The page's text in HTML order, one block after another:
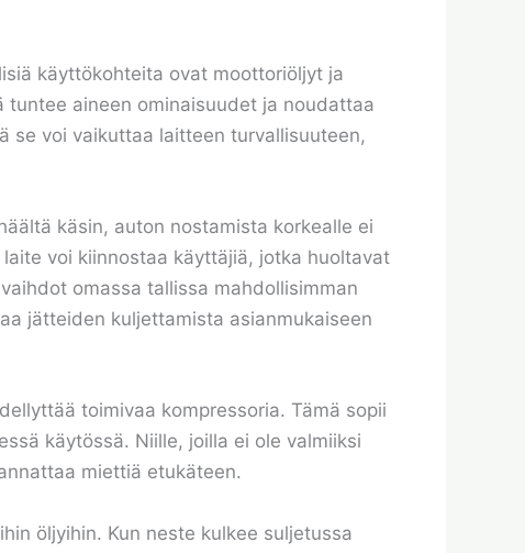
käyttökohteita ovat moottoriöljyt ja
aineen ominaisuudet ja noudattaa
se voi vaikuttaa laitteen turvallisuuteen,
käsin, auton nostamista korkealle ei
voi kiinnostaa käyttäjiä, jotka huoltavat
omassa tallissa mahdollisimman
jätteiden kuljettamista asianmukaiseen
toimivaa kompressoria. Tämä sopii
käytössä. Niille, joilla ei ole valmiiksi
miettiä etukäteen.
öljyihin. Kun neste kulkee suljetussa